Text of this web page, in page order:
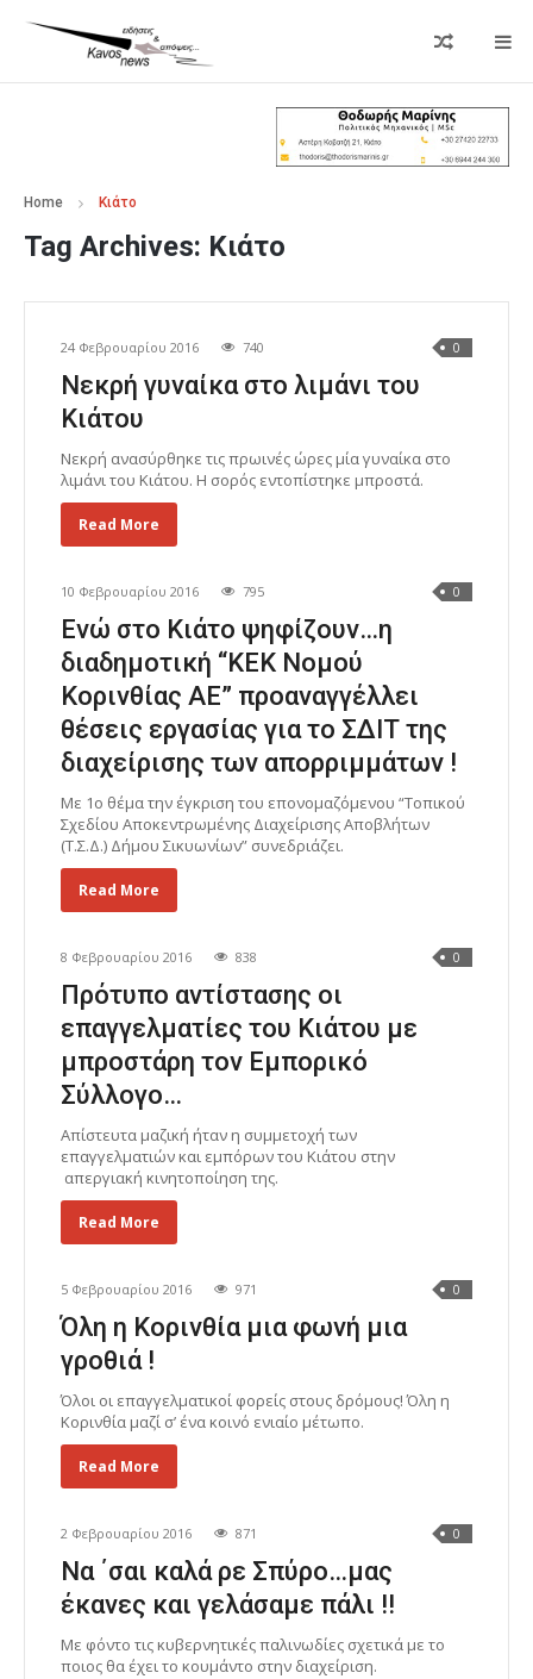
Home Κιάτο
Tag Archives: Κιάτο
24 Φεβρουαρίου 2016 740 0
Νεκρή γυναίκα στο λιμάνι του
Κιάτου
Νεκρή ανασύρθηκε τις πρωινές ώρες μία γυναίκα στο
λιμάνι του Κιάτου. Η σορός εντοπίστηκε μπροστά.
Read More
10 Φεβρουαρίου 2016 795 0
Ενώ στο Κιάτο ψηφίζουν…η
διαδημοτική “ΚΕΚ Νομού
Κορινθίας ΑΕ” προαναγγέλλει
θέσεις εργασίας για το ΣΔΙΤ της
διαχείρισης των απορριμμάτων !
Με 1ο θέμα την έγκριση του επονομαζόμενου “Τοπικού
Σχεδίου Αποκεντρωμένης Διαχείρισης Αποβλήτων
(Τ.Σ.Δ.) Δήμου Σικυωνίων” συνεδριάζει.
Read More
8 Φεβρουαρίου 2016 838 0
Πρότυπο αντίστασης οι
επαγγελματίες του Κιάτου με
μπροστάρη τον Εμπορικό
Σύλλογο…
Απίστευτα μαζική ήταν η συμμετοχή των
επαγγελματιών και εμπόρων του Κιάτου στην
απεργιακή κινητοποίηση της.
Read More
5 Φεβρουαρίου 2016 971 0
Όλη η Κορινθία μια φωνή μια
γροθιά !
Όλοι οι επαγγελματικοί φορείς στους δρόμους! Όλη η
Κορινθία μαζί σ’ ένα κοινό ενιαίο μέτωπο.
Read More
2 Φεβρουαρίου 2016 871 0
Να ΄σαι καλά ρε Σπύρο…μας
έκανες και γελάσαμε πάλι !!
Με φόντο τις κυβερνητικές παλινωδίες σχετικά με το
ποιος θα έχει το κουμάντο στην διαχείριση.